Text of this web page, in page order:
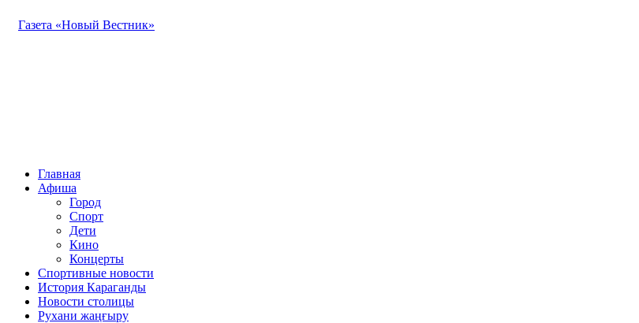
Газета «Новый Вестник»
Главная
Афиша
Город
Спорт
Дети
Кино
Концерты
Спортивные новости
История Караганды
Новости столицы
Рухани жаңғыру